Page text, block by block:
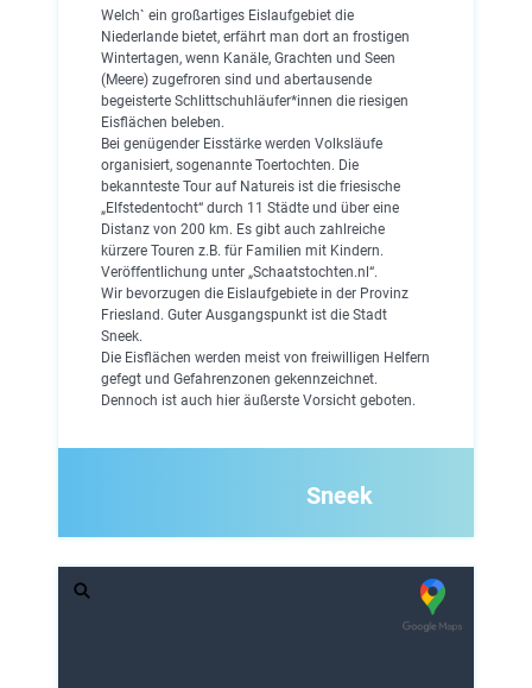
Welch` ein großartiges Eislaufgebiet die
Niederlande bietet, erfährt man dort an frostigen
Wintertagen, wenn Kanäle, Grachten und Seen
(Meere) zugefroren sind und abertausende
begeisterte Schlittschuhläufer*innen die riesigen
Eisflächen beleben.
Bei genügender Eisstärke werden Volksläufe
organisiert, sogenannte Toertochten. Die
bekannteste Tour auf Natureis ist die friesische
„Elfstedentocht“ durch 11 Städte und über eine
Distanz von 200 km. Es gibt auch zahlreiche
kürzere Touren z.B. für Familien mit Kindern.
Veröffentlichung unter „Schaatstochten.nl“.
Wir bevorzugen die Eislaufgebiete in der Provinz
Friesland. Guter Ausgangspunkt ist die Stadt
Sneek.
Die Eisflächen werden meist von freiwilligen Helfern
gefegt und Gefahrenzonen gekennzeichnet.
Dennoch ist auch hier äußerste Vorsicht geboten.
Sneek